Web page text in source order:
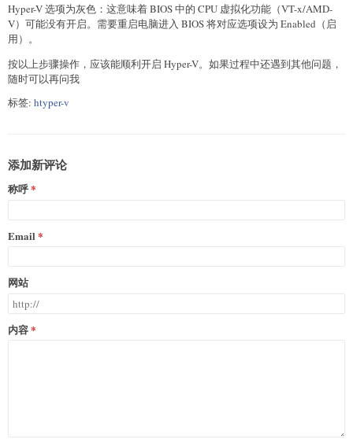
Hyper-V 选项为灰色：这意味着 BIOS 中的 CPU 虚拟化功能（VT-x/AMD-
V）可能没有开启。需要重启电脑进入 BIOS 将对应选项设为 Enabled（启
用）。
按以上步骤操作，应该能顺利开启 Hyper-V。如果过程中还遇到其他问题，
随时可以再问我
标签: htyper-v
添加新评论
称呼
Email
网站
内容